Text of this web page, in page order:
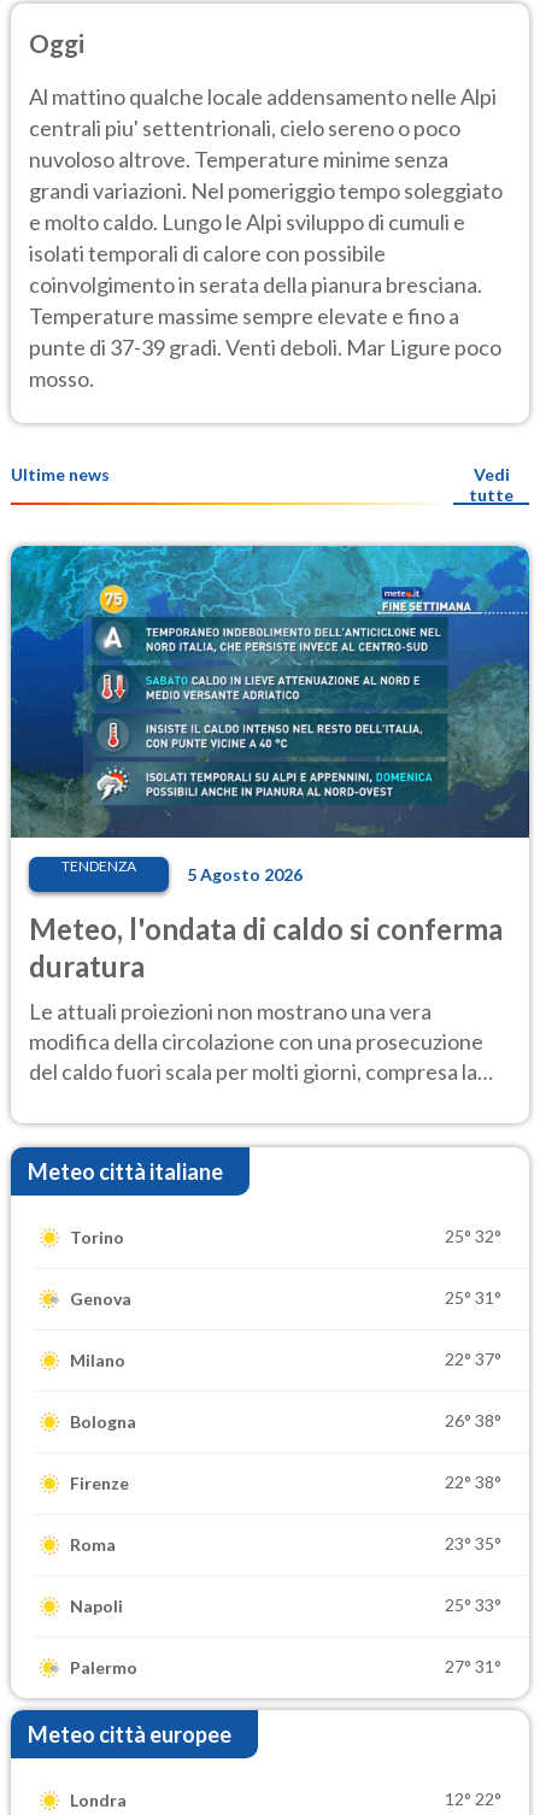
Oggi
Al mattino qualche locale addensamento nelle Alpi
centrali piu' settentrionali, cielo sereno o poco
nuvoloso altrove. Temperature minime senza
grandi variazioni. Nel pomeriggio tempo soleggiato
e molto caldo. Lungo le Alpi sviluppo di cumuli e
isolati temporali di calore con possibile
coinvolgimento in serata della pianura bresciana.
Temperature massime sempre elevate e fino a
punte di 37-39 gradi. Venti deboli. Mar Ligure poco
mosso.
Ultime news
Vedi
tutte
TENDENZA 5 Agosto 2026
Meteo, l'ondata di caldo si conferma
duratura
Le attuali proiezioni non mostrano una vera
modifica della circolazione con una prosecuzione
del caldo fuori scala per molti giorni, compresa la
Meteo città italiane
Torino 25° 32°
Genova 25° 31°
Milano 22° 37°
Bologna 26° 38°
Firenze 22° 38°
Roma 23° 35°
Napoli 25° 33°
Palermo 27° 31°
Meteo città europee
Londra 12° 22°